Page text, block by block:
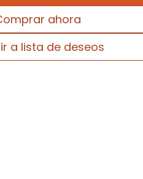
ahora
a lista de deseos